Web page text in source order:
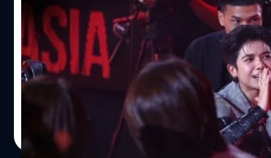
สามารถแบ่งออกเป็น 3 แบบ โดยแต่ละแบบมีลักษณะและ
ความรุนแรงต่างกัน 1. Rollover ปรากฏการณ์นี้จะเกิดขึ้นใน
ช่วงแรกของการเผาไหม้ เมื่อควันและแก๊สลอยตัวขึ้นไปสะสม
อยู่บริเวณด้านบนของห้อง พอแก๊สเหล่านี้สะสมความร้อน
จนถึงจุดติดไฟ เปลวไฟก็จะเริ่มปรากฏและวิ่งลามไปตามฝ้า
เพดานอย่างรวดเร็ว แม้ว่าสิ่งของที่อยู่บนพื้นจะยังไม่ถูกไฟเผา
เลยก็ตาม 2. Flashover เมื่อความร้อนถูกอัดแน่นจนถึง
จุดเดือดราว 500-600 องศาเซลเซียส ความร้อนมหาศาลจาก
ด้านบน จะแผ่รังสีลงมากดทับทุกสิ่งทุกอย่างในห้อง ส่งผลให้
วัตถุทุกชิ้นลุกติดไฟขึ้นมาพร้อมกันในเสี้ยววินาที สภาพห้องจะ
ปิดฉากสัปดาห์สุดหิน ! “V4 แป้ง” สาดพลังใน
เพลง “ชาวนากับงูเห่า” ก่อนกอดคอเพื่อน
อำลาเวที True AF 2026
ยิ่งสัปดาห์ลึก ความเข้มข้นยิ่งทวีคูณสำหรับรายการเรียลลิตี้
อันดับหนึ่งของเมืองไทย True AF 2026 ที่ล่าสุดเดินทางมาถึง
สัปดาห์ที่ 5 พร้อมกับโจทย์เพลงสุดท้าทายอย่าง Super Band
Week งานนี้เหล่านักล่าฝันที่เหลืออยู่ทั้ง 9 คน ต้องขึ้นเวทีเพื่อ
พิสูจน์ศักยภาพและทักษะการร้องสดร่วมกับวงดนตรีมืออาชีพ
ซึ่งถือเป็นบททดสอบสำคัญในการก้าวสู่การเป็นศิลปินแถวหน้า
บรรยากาศการเปิดรายการเต็มไปด้วยความคึกคักด้วย
รัตนาภรณ์ ศรีนวลจันทร์ | 28 days ago
Read More